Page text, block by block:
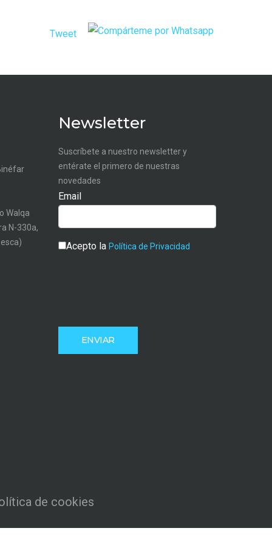
Tweet
Walqa
N-330a,
Newsletter
Suscríbete a nuestro newsletter y
entérate el primero de nuestras
novedades
Email
Acepto la Política de Privacidad
de cookies